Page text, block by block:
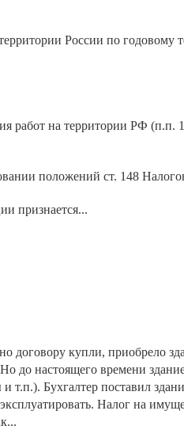
России по годовому
работ на территории РФ (п.п.
положений ст. 148
признается...
договору купли, приобрело
до настоящего времени
Бухгалтер поставил
Налог на